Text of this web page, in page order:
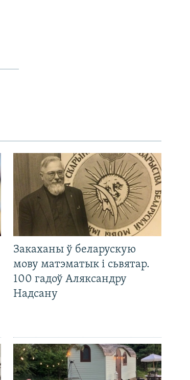
Закаханы ў беларускую
мову матэматык і сьвятар.
100 гадоў Аляксандру
Надсану